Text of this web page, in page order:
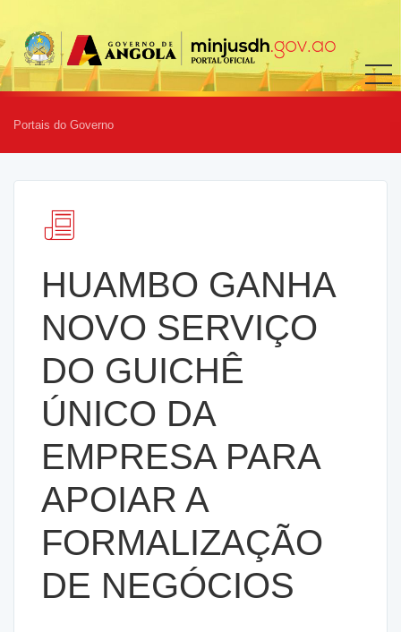
Portais do Governo
HUAMBO GANHA
NOVO SERVIÇO
DO GUICHÊ
ÚNICO DA
EMPRESA PARA
APOIAR A
FORMALIZAÇÃO
DE NEGÓCIOS